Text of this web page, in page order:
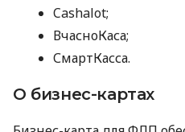
Cashalot;
ВчасноКаса;
СмартКасса.
О бизнес-картах